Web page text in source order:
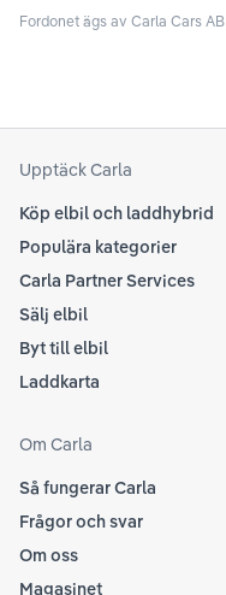
senaste informationen.
Fordonet ägs av Carla Cars AB
Upptäck Carla
Köp elbil och laddhybrid
Populära kategorier
Carla Partner Services
Sälj elbil
Byt till elbil
Laddkarta
Om Carla
Så fungerar Carla
Frågor och svar
Om oss
Magasinet